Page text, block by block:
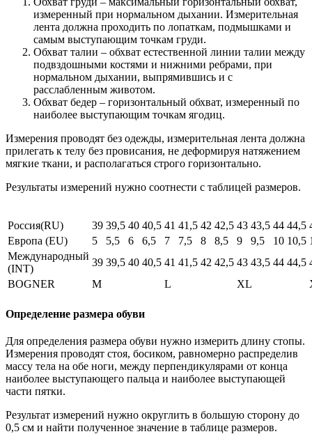
измеренный при нормальном дыхании. Измерительная
лента должна проходить по лопаткам, подмышками и
самым выступающим точкам груди.
Обхват талии – обхват естественной линии талии между
подвздошными костями и нижними ребрами, при
нормальном дыхании, выпрямившись и с
расслабленным животом.
Обхват бедер – горизонтальный обхват, измеренный по
наиболее выступающим точкам ягодиц.
Измерения проводят без одежды, измерительная лента должна
прилегать к телу без провисания, не деформируя натяжением
мягкие ткани, и располагаться строго горизонтально.
Результаты измерений нужно соотнести с таблицей размеров.
Россия(RU) 39 39,5 40 40,5 41 41,5 42 42,5 43 43,5 44 44,5
Европа (EU)
5 5,5 6 6,5 7 7,5 8 8,5 9 9,5 10 10,5
Международный
(INT)
39 39,5 40 40,5 41 41,5 42 42,5 43 43,5 44 44,5
BOGNER
M L XL
Определение размера обуви
Для определения размера обуви нужно измерить длину стопы.
Измерения проводят стоя, босиком, равномерно распределив
массу тела на обе ноги, между перпендикулярами от конца
наиболее выступающего пальца и наиболее выступающей
части пятки.
Результат измерений нужно округлить в большую сторону до
0,5 см и найти полученное значение в таблице размеров.